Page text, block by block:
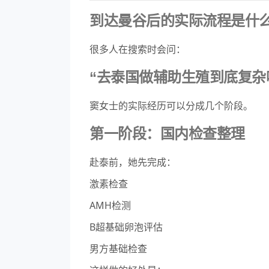
到达曼谷后的实际流程是什
很多人在搜索时会问：
“去泰国做辅助生殖到底复杂
窦女士的实际经历可以分成几个阶段。
第一阶段：国内检查整理
赴泰前，她先完成：
激素检查
AMH检测
B超基础卵泡评估
男方基础检查